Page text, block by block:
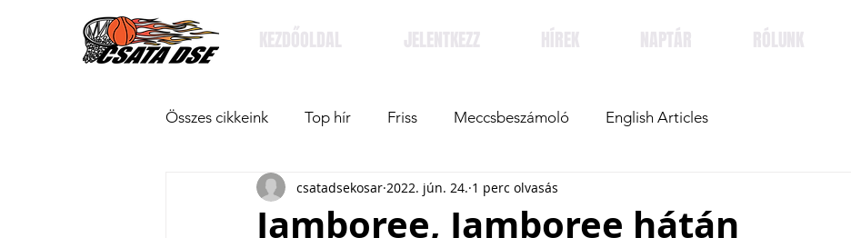
KEZDŐOLDAL JELENTKEZZ HÍREK NAPTÁR RÓLUNK
Összes cikkeink Top hír Friss Meccsbeszámoló English Articles
Jamboree, Jamboree hátán
csatadsekosar 2022. jún. 24. 1 perc olvasás